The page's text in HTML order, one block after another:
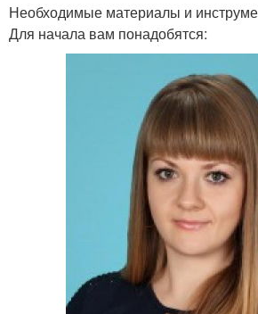
Необходимые материалы и
Для начала вам понадобятся: